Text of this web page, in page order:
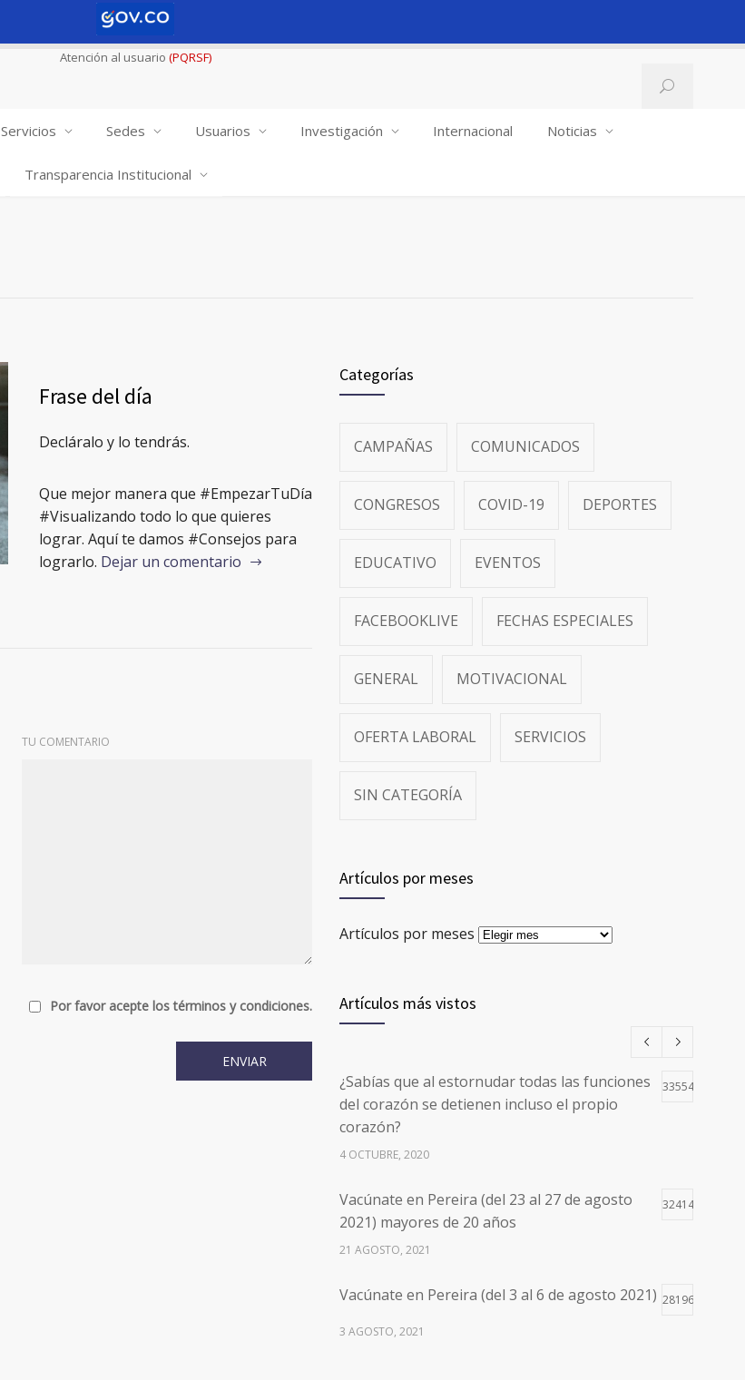
Atención al usuario (PQRSF)
Servicios Sedes Usuarios Investigación Internacional Noticias
Transparencia Institucional
Frase del día
Decláralo y lo tendrás.
Que mejor manera que #EmpezarTuDía
#Visualizando todo lo que quieres
lograr. Aquí te damos #Consejos para
lograrlo. Dejar un comentario
TU COMENTARIO
Por favor acepte los términos y condiciones.
Categorías
CAMPAÑAS COMUNICADOS
CONGRESOS COVID-19 DEPORTES
EDUCATIVO EVENTOS
FACEBOOKLIVE FECHAS ESPECIALES
GENERAL MOTIVACIONAL
OFERTA LABORAL SERVICIOS
SIN CATEGORÍA
Artículos por meses
Artículos por meses
Artículos más vistos
¿Sabías que al estornudar todas las funciones
del corazón se detienen incluso el propio
corazón?
33554
4 OCTUBRE, 2020
Vacúnate en Pereira (del 23 al 27 de agosto
2021) mayores de 20 años
32414
21 AGOSTO, 2021
Vacúnate en Pereira (del 3 al 6 de agosto 2021) 28196
3 AGOSTO, 2021